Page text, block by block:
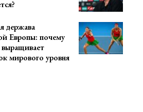
держава
Европы: почему
выращивает
мирового уровня